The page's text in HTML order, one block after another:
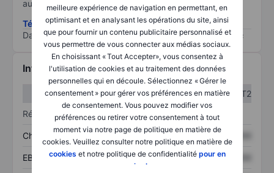
meilleure expérience de navigation en permettant, en
optimisant et en analysant les opérations du site, ainsi
que pour fournir un contenu publicitaire personnalisé et
vous permettre de vous connecter aux médias sociaux.
En choisissant « Tout Accepter», vous consentez à
l'utilisation de cookies et au traitement des données
personnelles qui en découle. Sélectionnez « Gérer le
consentement » pour gérer vos préférences en matière
de consentement. Vous pouvez modifier vos
préférences ou retirer votre consentement à tout
moment via notre page de politique en matière de
cookies. Veuillez consulter notre politique en matière de
cookies et notre politique de confidentialité pour en
savoir plus
au risque le plus élevé).
Télécharger la méthodologie ESG (en anglais)
Data provided by
/
Informations financières
T1
T2
Résultats
Chiffre d’affaires XXXXXXX XXXXXXX
EBITDA XXXXXXX XXXXXXX